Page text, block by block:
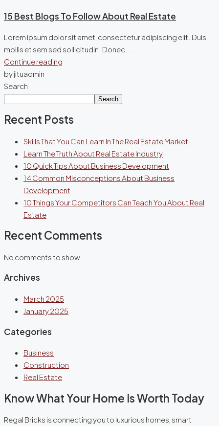
15 Best Blogs To Follow About Real Estate
Lorem ipsum dolor sit amet, consectetur adipiscing elit. Duis
mollis et sem sed sollicitudin. Donec...
Continue reading
by jituadmin
Search
Search
Recent Posts
Skills That You Can Learn In The Real Estate Market
Learn The Truth About Real Estate Industry
10 Quick Tips About Business Development
14 Common Misconceptions About Business
Development
10 Things Your Competitors Can Teach You About Real
Estate
Recent Comments
No comments to show.
Archives
March 2025
January 2025
Categories
Business
Construction
Real Estate
Know What Your Home Is Worth Today
Regal Bricks is connecting you to luxurious homes, smart